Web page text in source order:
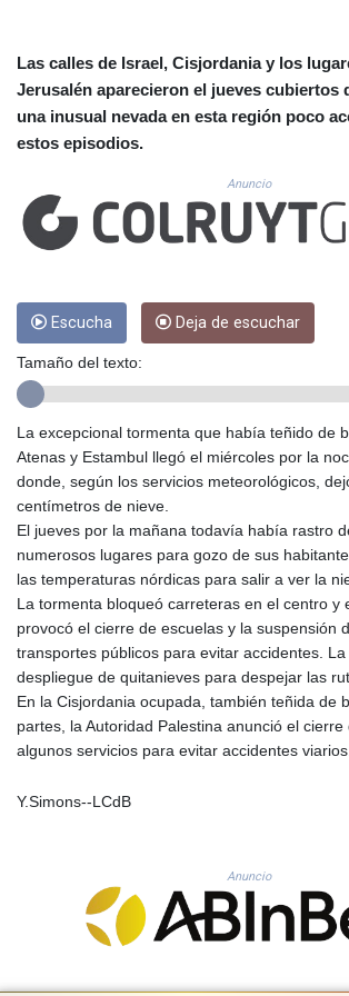
CVE 110.333668
CZK 24.263276
DJF
DKK 7.475497
DZD 153.461287
EGP 57.417408
ERN 17.302844
ETB
GBP 0.857708
GEL 3.016476
GMD
GNF
GTQ 8.80021
HKD 9.049284
HNL 30.914302
HRK 7.536546
HTG
HUF
IDR
ILS 3.463666
IMP 0.857346
INR 109.83378
IQD
JMD
JOD 0.817863
JPY
Las calles de Israel, Cisjordania y los
Jerusalén aparecieron el jueves cubiertos
una inusual nevada en esta región poco
estos episodios.
Anuncio
Escucha Deja de escuchar
Tamaño del texto:
La excepcional tormenta que había teñido de
Atenas y Estambul llegó el miércoles por la
donde, según los servicios meteorológicos,
centímetros de nieve.
El jueves por la mañana todavía había rastro
numerosos lugares para gozo de sus
las temperaturas nórdicas para salir a ver la
La tormenta bloqueó carreteras en el centro y
provocó el cierre de escuelas y la suspensión
transportes públicos para evitar accidentes.
despliegue de quitanieves para despejar las
En la Cisjordania ocupada, también teñida de
partes, la Autoridad Palestina anunció el
algunos servicios para evitar accidentes viarios.
Y.Simons--LCdB
Anuncio